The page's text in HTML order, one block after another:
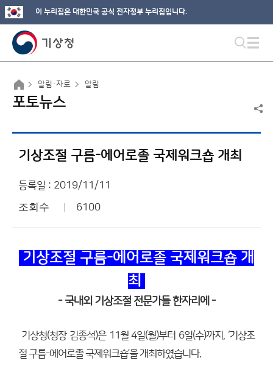
이 누리집은 대한민국 공식 전자정부 누리집입니다.
알림·자료 알림
포토뉴스
기상조절 구름-에어로졸 국제워크숍 개최
등록일 : 2019/11/11
조회수 6100
기상조절 구름-에어로졸 국제워크숍 개
최
- 국내외 기상조절 전문가들 한자리에 -
기상청(청장 김종석)은 11월 4일(월)부터 6일(수)까지, ‘기상조
절 구름-에어로졸 국제워크숍’을 개최하였습니다.